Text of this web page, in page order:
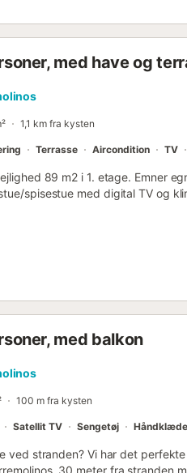
med have og
1,1 km fra kysten
Terrasse Aircondition TV
89 m2 i 1. etage. Emner
spisestue med digital TV og
kogeplader, Brødrister, kedel,
5 m2. Havemøbler, altanmøbler.
hårtørrer. Internet (trådløs
med balkon
100 m fra kysten
Satellit TV Sengetøj
ved stranden? Vi har det
30 meter fra stranden